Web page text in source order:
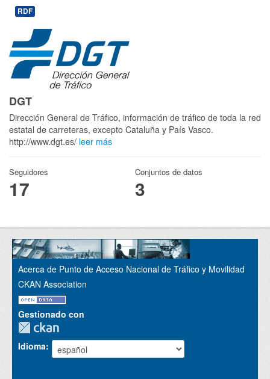
RDF
DGT
Dirección General de Tráfico, información de tráfico de toda la red
estatal de carreteras, excepto Cataluña y País Vasco.
http://www.dgt.es/ leer más
Seguidores
17
Conjuntos de datos
3
Acerca de Punto de Acceso Nacional de Tráfico y Movilidad
CKAN Association
Gestionado con
Idioma